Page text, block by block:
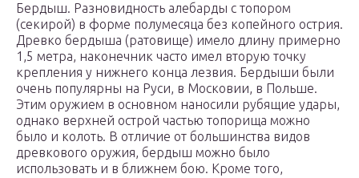
Бердыш. Разновидность алебарды с топором
(секирой) в форме полумесяца без копейного острия.
Древко бердыша (ратовище) имело длину примерно
1,5 метра, наконечник часто имел вторую точку
крепления у нижнего конца лезвия. Бердыши были
очень популярны на Руси, в Московии, в Польше.
Этим оружием в основном наносили рубящие удары,
однако верхней острой частью топорища можно
было и колоть. В отличие от большинства видов
древкового оружия, бердыш можно было
использовать и в ближнем бою. Кроме того,